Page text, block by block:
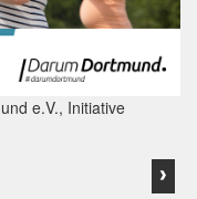
e.V., Initiative
e.V., Initiative
e.V., Initiative
›